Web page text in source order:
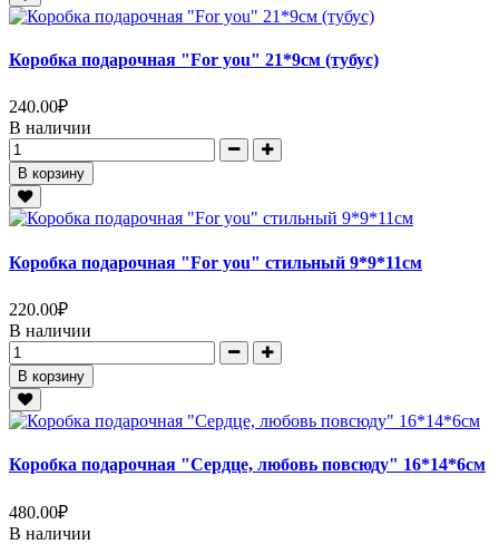
Коробка подарочная "For you" 21*9см (тубус)
240.00₽
В наличии
В корзину
Коробка подарочная "For you" стильный 9*9*11см
220.00₽
В наличии
В корзину
Коробка подарочная "Сердце, любовь повсюду" 16*14*6см
480.00₽
В наличии